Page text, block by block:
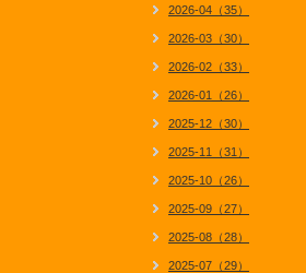
2026-04（35）
2026-03（30）
2026-02（33）
2026-01（26）
2025-12（30）
2025-11（31）
2025-10（26）
2025-09（27）
2025-08（28）
2025-07（29）